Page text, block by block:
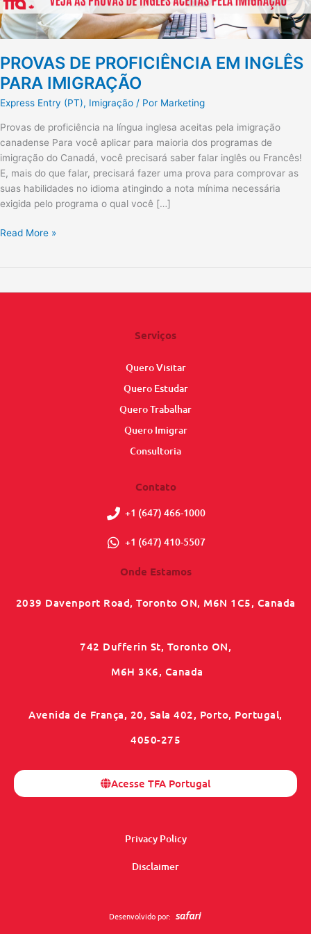
PROVAS DE PROFICIÊNCIA EM INGLÊS
PARA IMIGRAÇÃO
Express Entry (PT), Imigração / Por Marketing
Provas de proficiência na língua inglesa aceitas pela imigração
canadense Para você aplicar para maioria dos programas de
imigração do Canadá, você precisará saber falar inglês ou Francês!
E, mais do que falar, precisará fazer uma prova para comprovar as
suas habilidades no idioma atingindo a nota mínima necessária
exigida pelo programa o qual você […]
Read More »
Serviços
Quero Visitar
Quero Estudar
Quero Trabalhar
Quero Imigrar
Consultoria
Contato
+1 (647) 466-1000
+1 (647) 410-5507
Onde Estamos
2039 Davenport Road, Toronto ON, M6N 1C5, Canada
742 Dufferin St, Toronto ON,
M6H 3K6, Canada
Avenida de França, 20, Sala 402, Porto, Portugal,
4050-275
Acesse TFA Portugal
Privacy Policy
Disclaimer
Desenvolvido por: